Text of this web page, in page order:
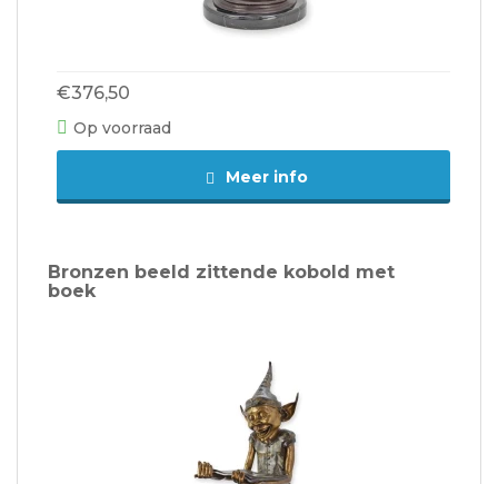
€376,50
Op voorraad
Meer info
Bronzen beeld zittende kobold met
boek